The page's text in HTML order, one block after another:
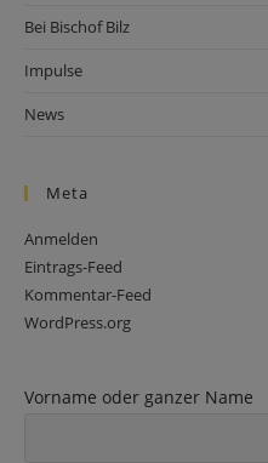
Bei Bischof Bilz
Impulse
News
Meta
Anmelden
Eintrags-Feed
Kommentar-Feed
WordPress.org
Vorname oder ganzer Name